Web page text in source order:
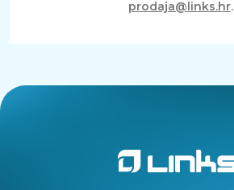
prodaja@links.hr.